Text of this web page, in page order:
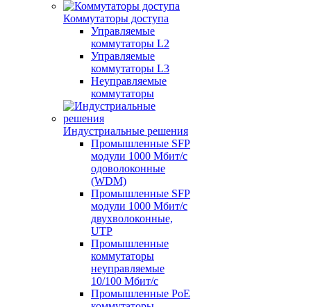
Коммутаторы доступа
Управляемые
коммутаторы L2
Управляемые
коммутаторы L3
Неуправляемые
коммутаторы
Индустриальные решения
Промышленные SFP
модули 1000 Мбит/c
одоволоконные
(WDM)
Промышленные SFP
модули 1000 Мбит/c
двухволоконные,
UTP
Промышленные
коммутаторы
неуправляемые
10/100 Мбит/с
Промышленные PoE